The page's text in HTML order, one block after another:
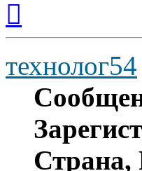
началу
технолог54
Страна,